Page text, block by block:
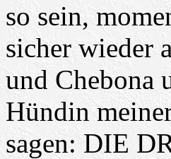
so sein,
sicher wieder
und Chebona
Hündin
sagen: DIE